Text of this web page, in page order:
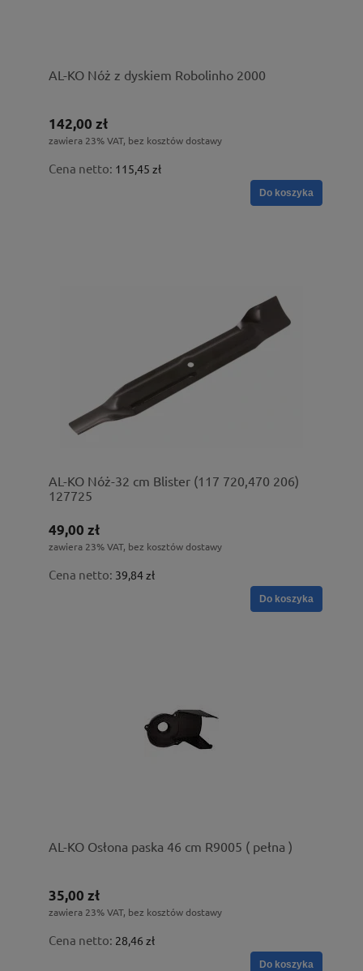
AL-KO Nóż z dyskiem Robolinho 2000
142,00 zł
zawiera 23% VAT, bez kosztów dostawy
Cena netto: 115,45 zł
Do koszyka
AL-KO Nóż-32 cm Blister (117 720,470 206)
127725
49,00 zł
zawiera 23% VAT, bez kosztów dostawy
Cena netto: 39,84 zł
Do koszyka
AL-KO Osłona paska 46 cm R9005 ( pełna )
35,00 zł
zawiera 23% VAT, bez kosztów dostawy
Cena netto: 28,46 zł
Do koszyka